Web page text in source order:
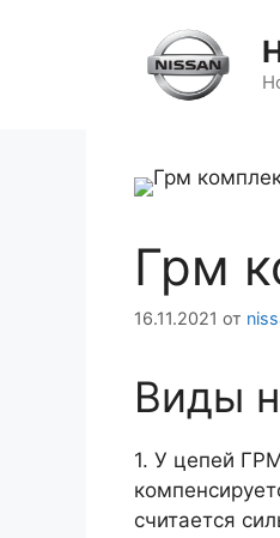
Грм
16.11.2021 от
Виды
1. У цепей
считается